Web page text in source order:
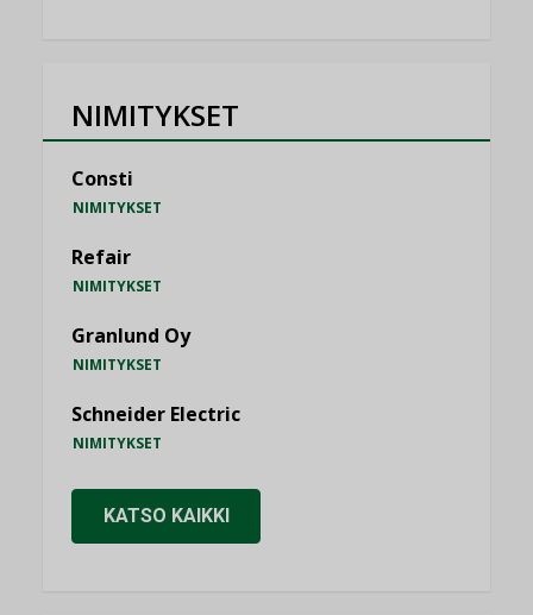
NIMITYKSET
Consti
NIMITYKSET
Refair
NIMITYKSET
Granlund Oy
NIMITYKSET
Schneider Electric
NIMITYKSET
KATSO KAIKKI